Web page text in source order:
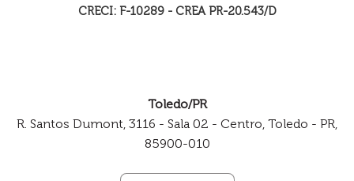
CRECI: F-10289 - CREA PR-20.543/D
Toledo/PR
R. Santos Dumont, 3116 - Sala 02 - Centro, Toledo - PR,
85900-010